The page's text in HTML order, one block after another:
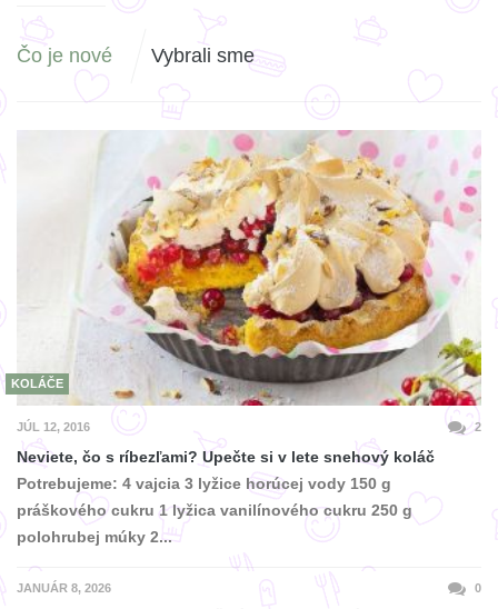
Čo je nové Vybrali sme
KOLÁČE
JÚL 12, 2016 2
Neviete, čo s ríbezľami? Upečte si v lete snehový koláč
Potrebujeme: 4 vajcia 3 lyžice horúcej vody 150 g
práškového cukru 1 lyžica vanilínového cukru 250 g
polohrubej múky 2...
JANUÁR 8, 2026 0